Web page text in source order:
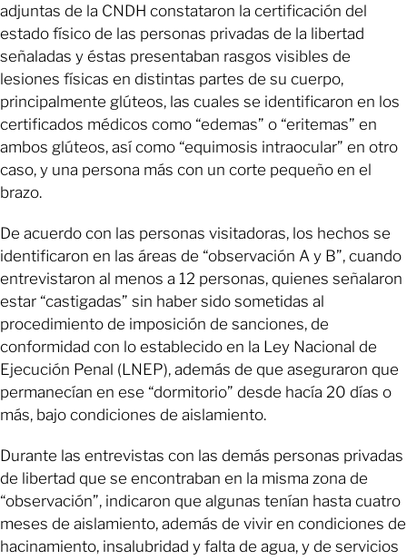
adjuntas de la CNDH constataron la certificación del
estado físico de las personas privadas de la libertad
señaladas y éstas presentaban rasgos visibles de
lesiones físicas en distintas partes de su cuerpo,
principalmente glúteos, las cuales se identificaron en los
certificados médicos como “edemas” o “eritemas” en
ambos glúteos, así como “equimosis intraocular” en otro
caso, y una persona más con un corte pequeño en el
brazo.
De acuerdo con las personas visitadoras, los hechos se
identificaron en las áreas de “observación A y B”, cuando
entrevistaron al menos a 12 personas, quienes señalaron
estar “castigadas” sin haber sido sometidas al
procedimiento de imposición de sanciones, de
conformidad con lo establecido en la Ley Nacional de
Ejecución Penal (LNEP), además de que aseguraron que
permanecían en ese “dormitorio” desde hacía 20 días o
más, bajo condiciones de aislamiento.
Durante las entrevistas con las demás personas privadas
de libertad que se encontraban en la misma zona de
“observación”, indicaron que algunas tenían hasta cuatro
meses de aislamiento, además de vivir en condiciones de
hacinamiento, insalubridad y falta de agua, y de servicios